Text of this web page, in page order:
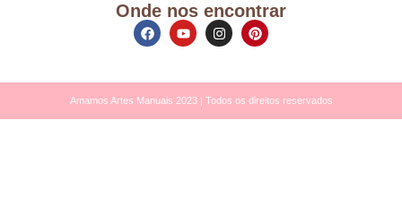
Onde nos encontrar
Amamos Artes Manuais 2023 | Todos os direitos reservados